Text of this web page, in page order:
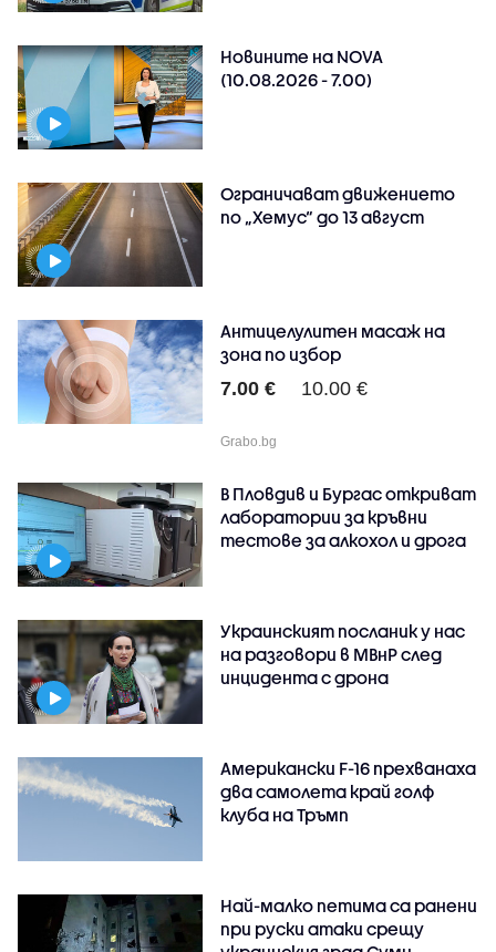
Новините на NOVA
(10.08.2026 - 7.00)
Ограничават движението
по „Хемус“ до 13 август
Антицелулитен масаж на
зона по избор
7.00 € 10.00 €
Grabo.bg
В Пловдив и Бургас откриват
лаборатории за кръвни
тестове за алкохол и дрога
Украинският посланик у нас
на разговори в МВнР след
инцидента с дрона
Американски F-16 прехванаха
два самолета край голф
клуба на Тръмп
Най-малко петима са ранени
при руски атаки срещу